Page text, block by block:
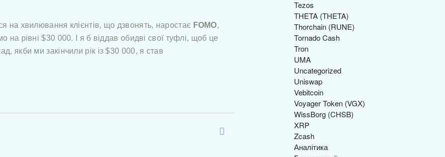
на хвилювання клієнтів, що дзвонять, наростає FOMO,
рівні $30 000. І я б віддав обидві свої туфлі, щоб це
якби ми закінчили рік із $30 000, я став
Tezos
THETA (THETA)
Thorchain (RUNE)
Tornado Cash
Tron
UMA
Uncategorized
Uniswap
Vebitcoin
Voyager Token (VGX)
WissBorg (CHSB)
XRP
Zcash
Аналітика